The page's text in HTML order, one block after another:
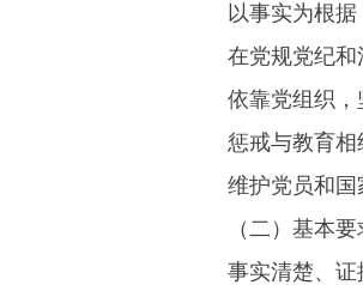
以事实为根据，
在党规党纪和
依靠党组织，
惩戒与教育相
维护党员和国家
（二）基本要
事实清楚、证据